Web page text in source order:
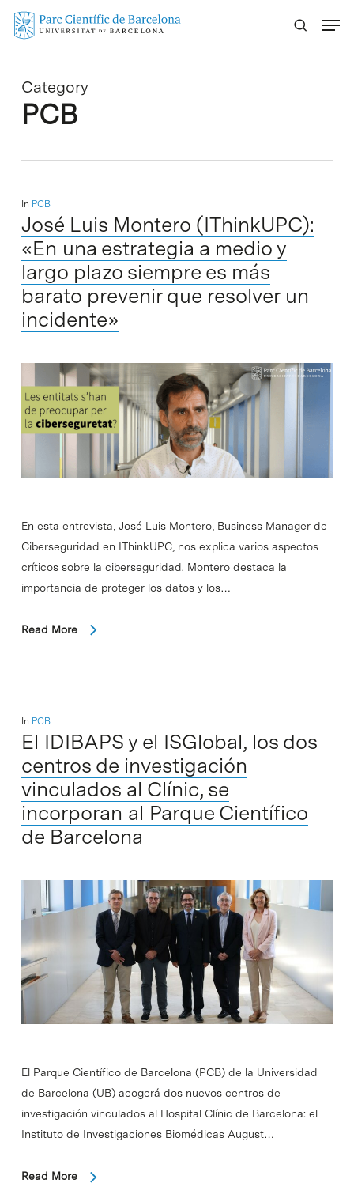
Skip
Category
PCB
In PCB
José Luis Montero (IThinkUPC):
«En una estrategia a medio y
largo plazo siempre es más
barato prevenir que resolver un
incidente»
En esta entrevista, José Luis Montero, Business Manager de
Ciberseguridad en IThinkUPC, nos explica varios aspectos
críticos sobre la ciberseguridad. Montero destaca la
importancia de proteger los datos y los…
Read More
In PCB
El IDIBAPS y el ISGlobal, los dos
centros de investigación
vinculados al Clínic, se
incorporan al Parque Científico
de Barcelona
El Parque Científico de Barcelona (PCB) de la Universidad
de Barcelona (UB) acogerá dos nuevos centros de
investigación vinculados al Hospital Clínic de Barcelona: el
Instituto de Investigaciones Biomédicas August…
Read More